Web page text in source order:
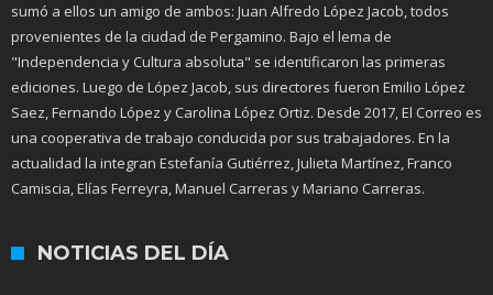
sumó a ellos un amigo de ambos: Juan Alfredo López Jacob, todos
provenientes de la ciudad de Pergamino. Bajo el lema de
"Independencia y Cultura absoluta" se identificaron las primeras
ediciones. Luego de López Jacob, sus directores fueron Emilio López
Saez, Fernando López y Carolina López Ortiz. Desde 2017, El Correo es
una cooperativa de trabajo conducida por sus trabajadores. En la
actualidad la integran Estefanía Gutiérrez, Julieta Martínez, Franco
Camiscia, Elías Ferreyra, Manuel Carreras y Mariano Carreras.
NOTICIAS DEL DÍA